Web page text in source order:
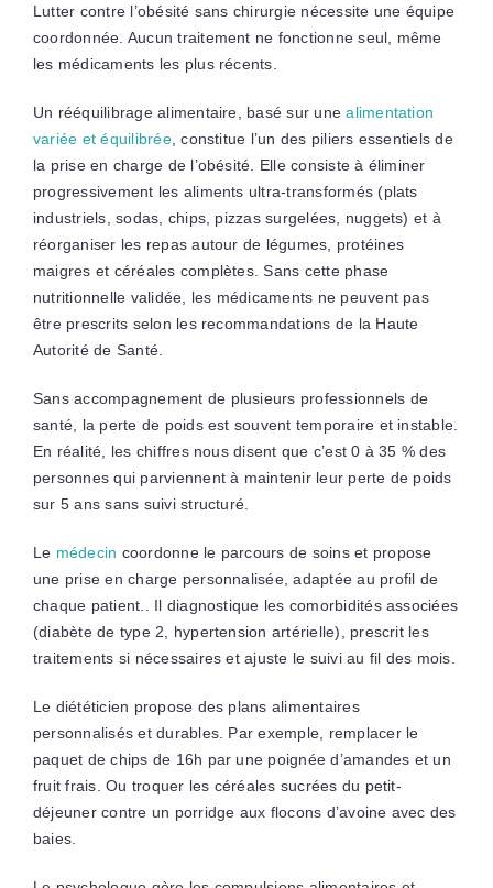
Lutter contre l’obésité sans chirurgie nécessite une équipe
coordonnée. Aucun traitement ne fonctionne seul, même
les médicaments les plus récents.
Un rééquilibrage alimentaire, basé sur unealimentation
variée et équilibrée, constitue l’un des piliers essentiels de
la prise en charge de l’obésité. Elle consiste à éliminer
progressivement les aliments ultra-transformés (plats
industriels, sodas, chips, pizzas surgelées, nuggets) et à
réorganiser les repas autour de légumes, protéines
maigres et céréales complètes. Sans cette phase
nutritionnelle validée, les médicaments ne peuvent pas
être prescrits selon les recommandations de la Haute
Autorité de Santé.
Sans accompagnement de plusieurs professionnels de
santé, la perte de poids est souvent temporaire et instable.
En réalité, les chiffres nous disent que c’est 0 à 35 % des
personnes qui parviennent à maintenir leur perte de poids
sur 5 ans sans suivi structuré.
Le médecin coordonne le parcours de soins et propose
une prise en charge personnalisée, adaptée au profil de
chaque patient.. Il diagnostique les comorbidités associées
(diabète de type 2, hypertension artérielle), prescrit les
traitements si nécessaires et ajuste le suivi au fil des mois.
Le diététicien propose des plans alimentaires
personnalisés et durables. Par exemple, remplacer le
paquet de chips de 16h par une poignée d’amandes et un
fruit frais. Ou troquer les céréales sucrées du petit-
déjeuner contre un porridge aux flocons d’avoine avec des
baies.